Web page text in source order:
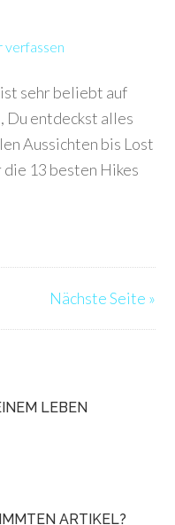
verfassen
sehr beliebt auf
Du entdeckst alles
Aussichten bis Lost
13 besten Hikes
Nächste Seite »
LEBEN
ARTIKEL?